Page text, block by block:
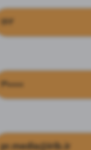
۱۶۲
۳۰۰۰۰
pr.media@irib.ir